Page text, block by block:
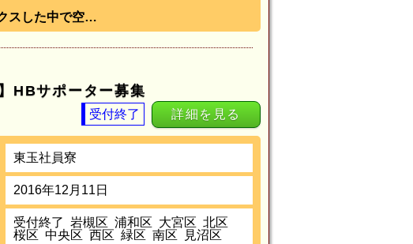
スした中で空…
HBサポーター募集
受付終了 詳細を見る
東玉社員寮
2016年12月11日
受付終了 岩槻区 浦和区 大宮区 北区
桜区 中央区 西区 緑区 南区 見沼区